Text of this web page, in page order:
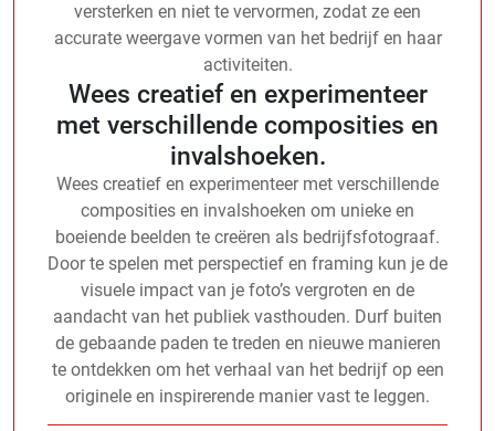
versterken en niet te vervormen, zodat ze een
accurate weergave vormen van het bedrijf en haar
activiteiten.
Wees creatief en experimenteer
met verschillende composities en
invalshoeken.
Wees creatief en experimenteer met verschillende
composities en invalshoeken om unieke en
boeiende beelden te creëren als bedrijfsfotograaf.
Door te spelen met perspectief en framing kun je de
visuele impact van je foto’s vergroten en de
aandacht van het publiek vasthouden. Durf buiten
de gebaande paden te treden en nieuwe manieren
te ontdekken om het verhaal van het bedrijf op een
originele en inspirerende manier vast te leggen.